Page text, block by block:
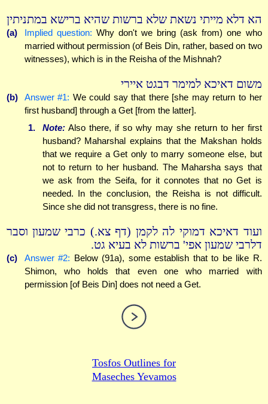
הא דלא מייתי נשאת שלא ברשות שהיא ברישא במתניתין
(a) Implied question: Why don't we bring (ask from) one who
married without permission (of Beis Din, rather, based on two
witnesses), which is in the Reisha of the Mishnah?
משום דאיכא למימר דבגט איירי
(b) Answer #1: We could say that there [she may return to her
first husband] through a Get [from the latter].
1.
Note:Also there, if so why may she return to her first
husband? Maharshal explains that the Makshan holds
that we require a Get only to marry someone else, but
not to return to her husband. The Maharsha says that
we ask from the Seifa, for it connotes that no Get is
needed. In the conclusion, the Reisha is not difficult.
Since she did not transgress, there is no fine.
ועוד דאיכא דמוקי לה לקמן (דף צא.) כרבי שמעון וסבר
דלרבי שמעון אפי' ברשות לא בעיא גט.
(c) Answer #2: Below (91a), some establish that to be like R.
Shimon, who holds that even one who married with
permission [of Beis Din] does not need a Get.
Tosfos Outlines for
Maseches Yevamos